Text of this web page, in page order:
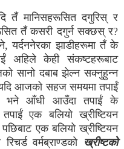
तँ मानिसहरूसित दगुरिस् र
तँ कसरी दगुर्न सक्छस् र?
यर्दननेरका झाडीहरूमा तँ के
अहिले केही संकष्टहरूबाट
सानो दबाब झेल्न सक्नुहुन्न
आजको सहज समयमा तपाईं
भने आँधी आउँदा तपाईं के
एक बलियो ख्रीष्टियन
एक बलियो ख्रीष्टियन
वर्मब्राण्डको ख्रीष्टको